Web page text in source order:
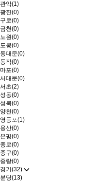
관악(1)
광진(0)
구로(0)
금천(0)
노원(0)
도봉(0)
동대문(0)
동작(0)
마포(0)
서대문(0)
서초(2)
성동(0)
성북(0)
양천(0)
영등포(1)
용산(0)
은평(0)
종로(0)
중구(0)
중랑(0)
경기(32)
분당(13)